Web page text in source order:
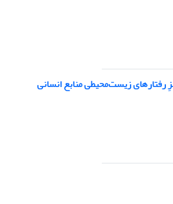
رفتارهای زیست‌‌‌‌محیطی منابع ‌انسانی